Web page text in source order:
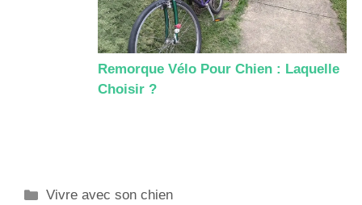
Remorque Vélo Pour Chien : Laquelle
Choisir ?
Catégories
Vivre avec son chien